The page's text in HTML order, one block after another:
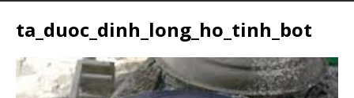
ta_duoc_dinh_long_ho_tinh_bot